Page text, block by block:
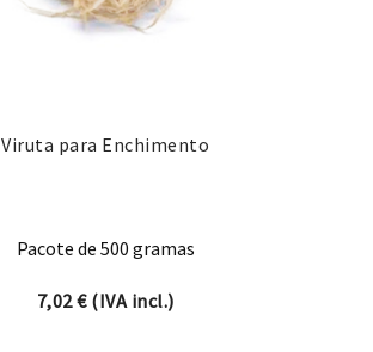
Viruta para Enchimento
Pacote de 500 gramas
7,02€(IVA incl.)